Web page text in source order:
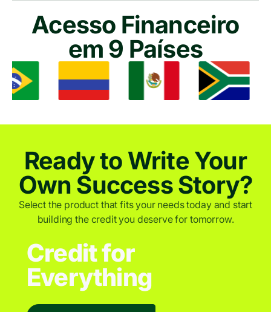
Acesso Financeiro
em 9 Países
Ready to Write Your
Own Success Story?
Select the product that fits your needs today and start
building the credit you deserve for tomorrow.
Credit for
Everything